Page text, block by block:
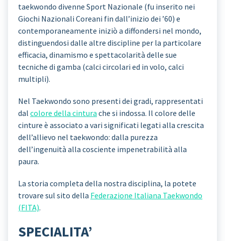
taekwondo divenne Sport Nazionale (fu inserito nei
Giochi Nazionali Coreani fin dall’inizio dei ’60) e
contemporaneamente iniziò a diffondersi nel mondo,
distinguendosi dalle altre discipline per la particolare
efficacia, dinamismo e spettacolarità delle sue
tecniche di gamba (calci circolari ed in volo, calci
multipli).
Nel Taekwondo sono presenti dei gradi, rappresentati
dal colore della cintura che si indossa. Il colore delle
cinture è associato a vari significati legati alla crescita
dell’allievo nel taekwondo: dalla purezza
dell’ingenuità alla cosciente impenetrabilità alla
paura.
La storia completa della nostra disciplina, la potete
trovare sul sito della Federazione Italiana Taekwondo
(FITA).
SPECIALITA’